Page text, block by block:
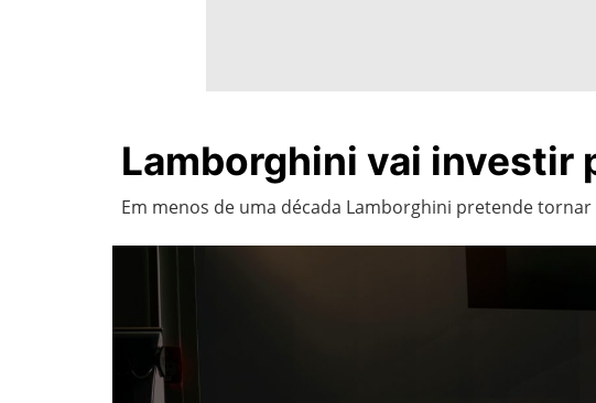
Lamborghini vai investir
Em menos de uma década Lamborghini pretende